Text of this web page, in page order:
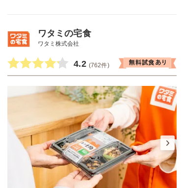
ワタミの宅食
ワタミ株式会社
4.2 (762件)